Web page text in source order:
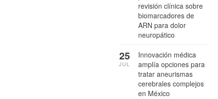
revisión clínica sobre
biomarcadores de
ARN para dolor
neuropático
Innovación médica
amplía opciones para
tratar aneurismas
cerebrales complejos
en México
25
JUL